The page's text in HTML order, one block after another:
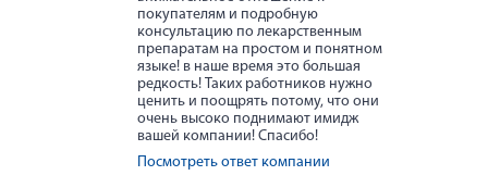
покупателям и подробную
консультацию по лекарственным
препаратам на простом и понятном
языке! в наше время это большая
редкость! Таких работников нужно
ценить и поощрять потому, что они
очень высоко поднимают имидж
вашей компании! Спасибо!
Посмотреть ответ компании